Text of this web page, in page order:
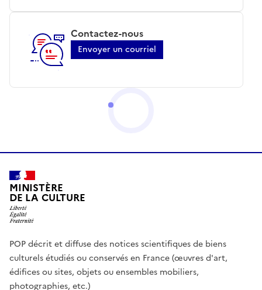
Contactez-nous
Envoyer un courriel
MINISTÈRE
DE LA CULTURE
POP décrit et diffuse des notices scientifiques de biens
culturels étudiés ou conservés en France (œuvres d'art,
édifices ou sites, objets ou ensembles mobiliers,
photographies, etc.)